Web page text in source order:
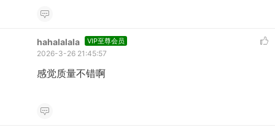
hahalalala VIP至尊会员
2026-3-26 21:45:57
感觉质量不错啊